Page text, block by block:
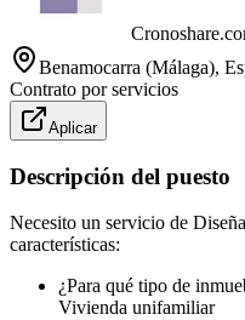
Benamocarra (Málaga),
Contrato por servicios
Aplicar
Descripción del puesto
Necesito un servicio de
características:
¿Para qué tipo de
Vivienda unifamiliar